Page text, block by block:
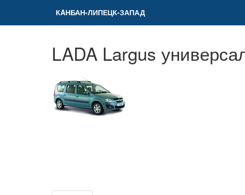
КAНБАН-ЛИПЕЦК-ЗАПАД
LADA Largus